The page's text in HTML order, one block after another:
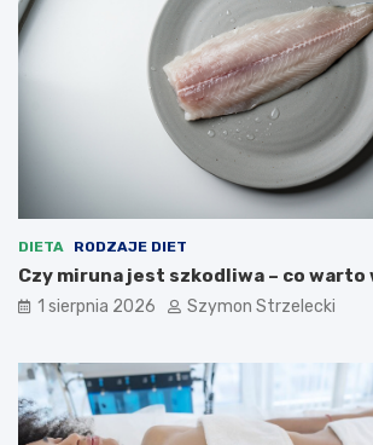
DIETA RODZAJE DIET
Czy miruna jest szkodliwa – co warto
1 sierpnia 2026 Szymon Strzelecki